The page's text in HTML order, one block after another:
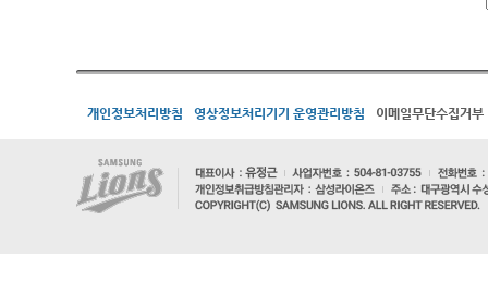
개인정보처리방침 영상정보처리기기 운영관리방침 이메일무단수집거부